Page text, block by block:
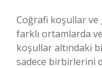
Coğrafi koşullar
farklı ortamlarda
koşullar altındaki
sadece birbirlerini